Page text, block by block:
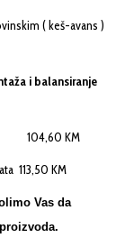
( keš-avans )
i balansiranje
KM
113,50 KM
Vas da